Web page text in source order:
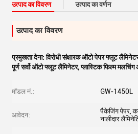
उत्पाद का विवरण उत्पाद का वर्णन
उत्पाद का विवरण
प्रमुखता देना:विरोधी संक्षारक ऑटो पेपर फ्लूट
पूर्ण सर्वो ऑटो फ्लूट लैमिनेटर,प्लास्टिक फिल्म
मॉडल नं.: GW-1450L
आवेदन:
पैकेजिंग पेपर,
नालीदार